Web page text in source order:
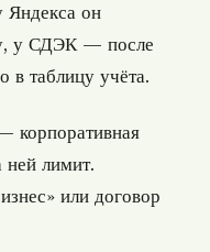
он
у СДЭК — после
в таблицу учёта.
корпоративная
ней лимит.
или договор